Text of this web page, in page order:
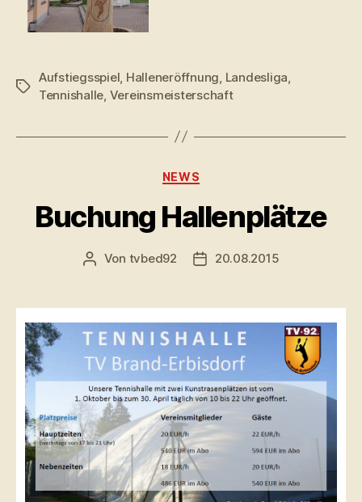
Schlagwörter
Aufstiegsspiel Halleneröffnung Landesliga
Tennishalle Vereinsmeisterschaft
Kategorien
NEWS
Buchung Hallenplätze
Beitragsautor
Von tvbed92 Veröffentlichungsdatum
20.08.2015